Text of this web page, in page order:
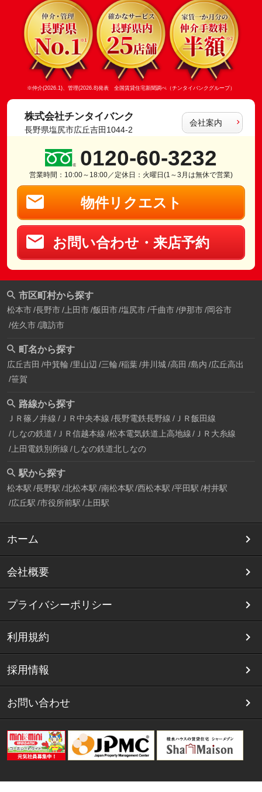
※仲介(2026.1)、管理(2026.8)発表 全国賃貸住宅新聞調べ（チンタイバンクグループ）
株式会社チンタイバンク
長野県塩尻市広丘吉田1044-2
会社案内
0120-60-3232
営業時間：10:00～18:00／定休日：火曜日(1～3月は無休で営業)
物件リクエスト
お問い合わせ・来店予約
市区町村から探す
松本市 長野市 上田市 飯田市 塩尻市 千曲市 伊那市 岡谷市
佐久市 諏訪市
町名から探す
広丘吉田 中箕輪 里山辺 三輪 稲葉 井川城 高田 島内 広丘高出
笹賀
路線から探す
ＪＲ篠ノ井線 ＪＲ中央本線 長野電鉄長野線 ＪＲ飯田線
しなの鉄道 ＪＲ信越本線 松本電気鉄道上高地線
ＪＲ大糸線
上田電鉄別所線 しなの鉄道北しなの
駅から探す
松本駅 長野駅 北松本駅 南松本駅 西松本駅 平田駅 村井駅
広丘駅 市役所前駅 上田駅
ホーム
会社概要
プライバシーポリシー
利用規約
採用情報
お問い合わせ